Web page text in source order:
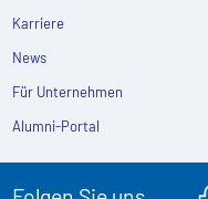
Karriere
News
Für Unternehmen
Alumni-Portal